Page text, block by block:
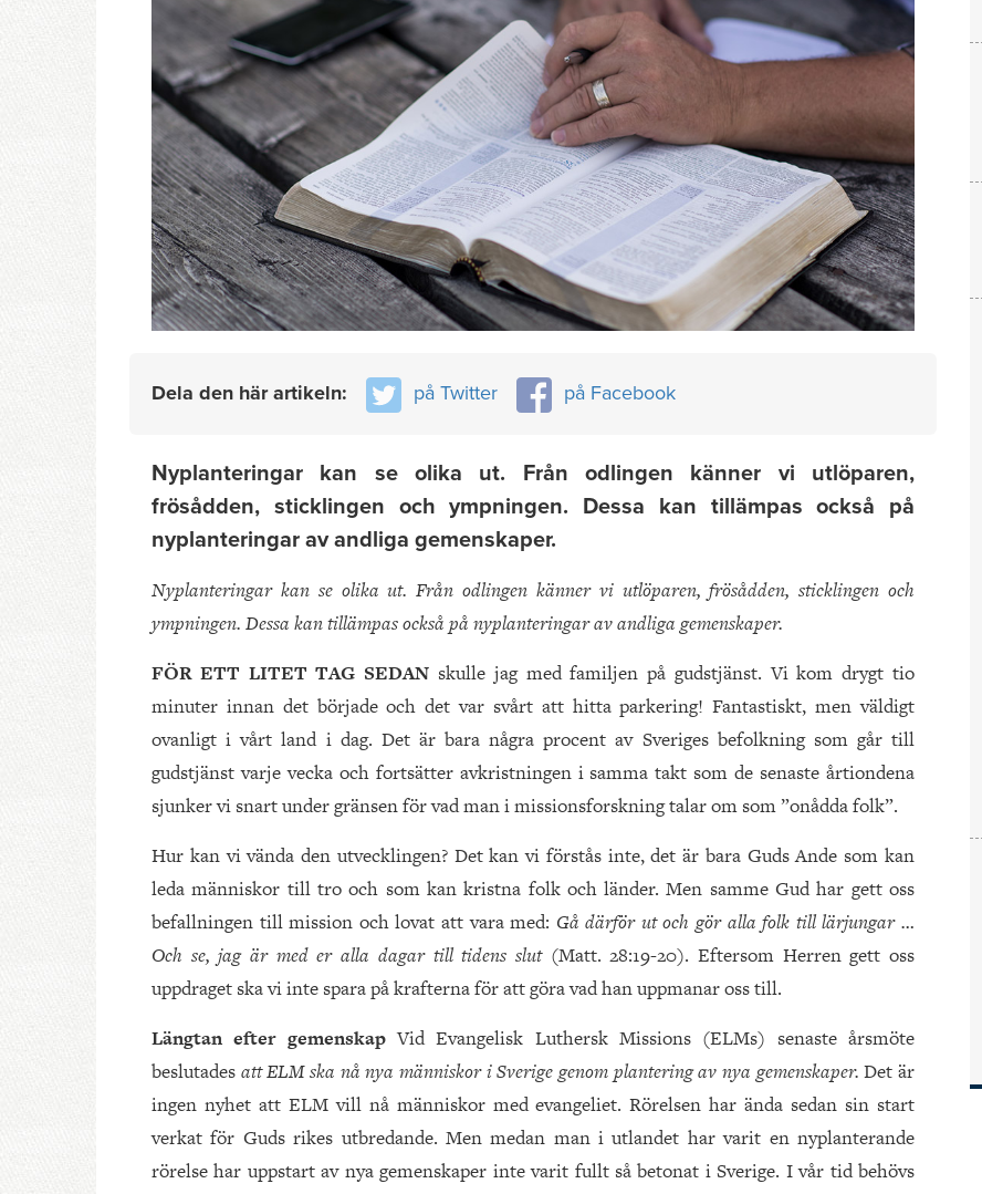
Dela den här artikeln: på Twitter på Facebook
Nyplanteringar kan se olika ut. Från odlingen känner vi utlöparen,
frösådden, sticklingen och ympningen. Dessa kan tillämpas också på
nyplanteringar av andliga gemenskaper.
Nyplanteringar kan se olika ut. Från odlingen känner vi utlöparen, frösådden, sticklingen och
ympningen. Dessa kan tillämpas också på nyplanteringar av andliga gemenskaper.
FÖR ETT LITET TAG SEDAN skulle jag med familjen på gudstjänst. Vi kom drygt tio
minuter innan det började och det var svårt att hitta parkering! Fantastiskt, men väldigt
ovanligt i vårt land i dag. Det är bara några procent av Sveriges befolkning som går till
gudstjänst varje vecka och fortsätter avkristningen i samma takt som de senaste årtiondena
sjunker vi snart under gränsen för vad man i missionsforskning talar om som ”onådda folk”.
Hur kan vi vända den utvecklingen? Det kan vi förstås inte, det är bara Guds Ande som kan
leda människor till tro och som kan kristna folk och länder. Men samme Gud har gett oss
befallningen till mission och lovat att vara med: Gå därför ut och gör alla folk till lärjungar …
Och se, jag är med er alla dagar till tidens slut (Matt. 28:19-20). Eftersom Herren gett oss
uppdraget ska vi inte spara på krafterna för att göra vad han uppmanar oss till.
Längtan efter gemenskapVid Evangelisk Luthersk Missions (ELMs) senaste årsmöte
beslutades att ELM ska nå nya människor i Sverige genom plantering av nya gemenskaper.Det är
ingen nyhet att ELM vill nå människor med evangeliet. Rörelsen har ända sedan sin start
verkat för Guds rikes utbredande. Men medan man i utlandet har varit en nyplanterande
rörelse har uppstart av nya gemenskaper inte varit fullt så betonat i Sverige. I vår tid behövs